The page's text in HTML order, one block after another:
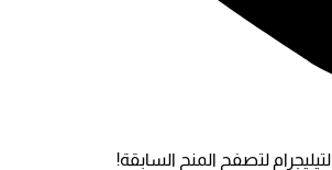
لتصفح المنح السابقة!